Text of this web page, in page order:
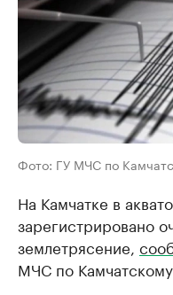
Фото: ГУ МЧС по
На Камчатке в
зарегистрировано
землетрясение,
МЧС по